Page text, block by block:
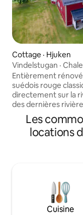
Cottage · Hjuken
Vindelstugan ·
rivière · Laponie
Entièrement
suédois rouge
directement sur la
des dernières
d’Europe. Lits et
hôtelière, cuisine
effet de pluie à
et d'un barbecue.
vous du spa chauffé
de minuit. En hiver,
sur la rivière gelée
Les
locations
Cuisine